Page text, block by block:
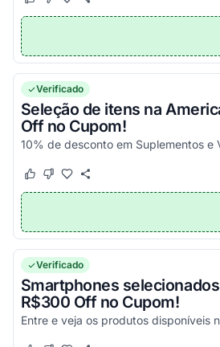
Este cupom funcionou
Este cupom não funcionou
Verificado
Seleção de itens na
Off no Cupom!
Este cupom funcionou
Este cupom não funcionou
Verificado
Smartphones
R$300 Off no Cupom!
Entre e veja os produtos disponíveis